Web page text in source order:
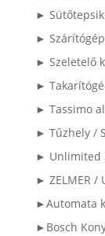
►
►
► Szeletelő
►
► Tassimo
► Tűzhely /
► Unlimited
► ZELMER /
►Automata
►Bosch